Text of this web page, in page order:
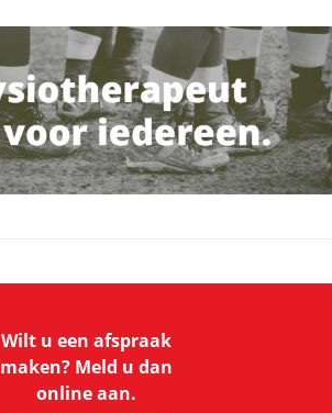
Wilt u een afspraak
maken? Meld u dan
online aan.